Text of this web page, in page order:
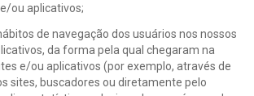
ou aplicativos;
de navegação dos usuários nos nossos
da forma pela qual chegaram na
e/ou aplicativos (por exemplo, através de
sites, buscadores ou diretamente pelo